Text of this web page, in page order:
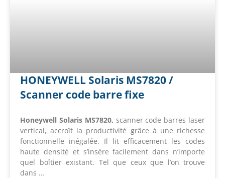
HONEYWELL Solaris MS7820 /
Scanner code barre fixe
Honeywell Solaris MS7820, scanner code barres laser
vertical, accroît la productivité grâce à une richesse
fonctionnelle inégalée. Il lit efficacement les codes
haute densité et s’insère facilement dans n’importe
quel boîtier existant. Tel que ceux que l’on trouve
dans …